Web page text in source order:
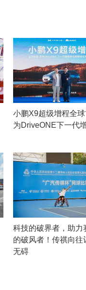
小鹏X9超级增程全
为DriveONE下一代
科技的破界者，助力
的破风者！传祺向往
无碍